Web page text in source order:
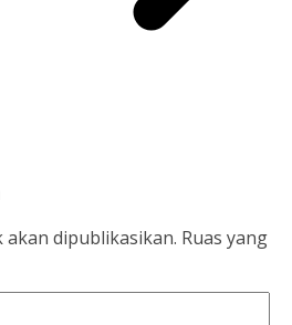
akan dipublikasikan. Ruas yang